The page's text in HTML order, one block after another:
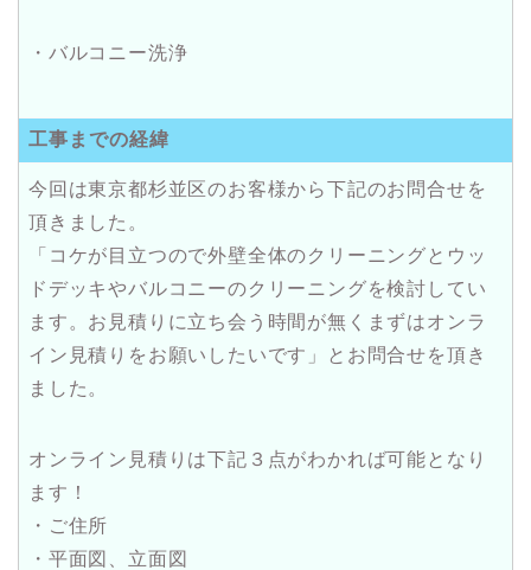
・バルコニー洗浄
工事までの経緯
今回は東京都杉並区のお客様から下記のお問合せを
頂きました。
「コケが目立つので外壁全体のクリーニングとウッ
ドデッキやバルコニーのクリーニングを検討してい
ます。お見積りに立ち会う時間が無くまずはオンラ
イン見積りをお願いしたいです」とお問合せを頂き
ました。
オンライン見積りは下記３点がわかれば可能となり
ます！
・ご住所
・平面図、立面図